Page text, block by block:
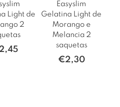
Light de
2
Easyslim
Gelatina Light de
Morango e
Melancia 2
saquetas
€2,30